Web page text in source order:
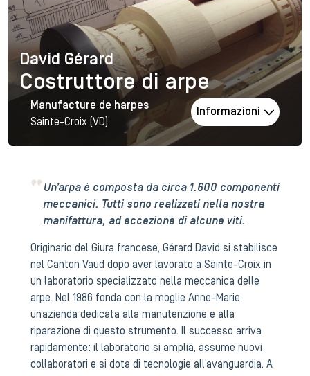
David Gérard
David Gérard
Costruttore di arpe
Manufacture de harpes
Sainte-Croix (VD)
Informazioni
Un’arpa è composta da circa 1.600 componenti
meccanici. Tutti sono realizzati nella nostra
manifattura, ad eccezione di alcune viti.
Originario del Giura francese, Gérard David si stabilisce
nel Canton Vaud dopo aver lavorato a Sainte-Croix in
un laboratorio specializzato nella meccanica delle
arpe. Nel 1986 fonda con la moglie Anne-Marie
un’azienda dedicata alla manutenzione e alla
riparazione di questo strumento. Il successo arriva
rapidamente: il laboratorio si amplia, assume nuovi
collaboratori e si dota di tecnologie all’avanguardia. A